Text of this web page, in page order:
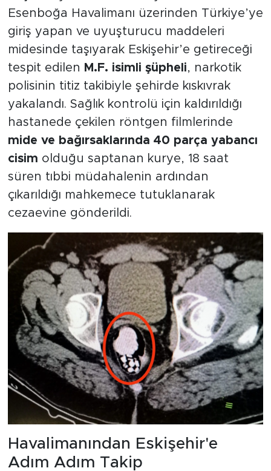
Esenboğa Havalimanı üzerinden Türkiye’ye
giriş yapan ve uyuşturucu maddeleri
midesinde taşıyarak Eskişehir’e getireceği
tespit edilen M.F. isimli şüpheli, narkotik
polisinin titiz takibiyle şehirde kıskıvrak
yakalandı. Sağlık kontrolü için kaldırıldığı
hastanede çekilen röntgen filmlerinde
mide ve bağırsaklarında 40 parça yabancı
cisim olduğu saptanan kurye, 18 saat
süren tıbbi müdahalenin ardından
çıkarıldığı mahkemece tutuklanarak
cezaevine gönderildi.
Havalimanından Eskişehir'e
Adım Adım Takip